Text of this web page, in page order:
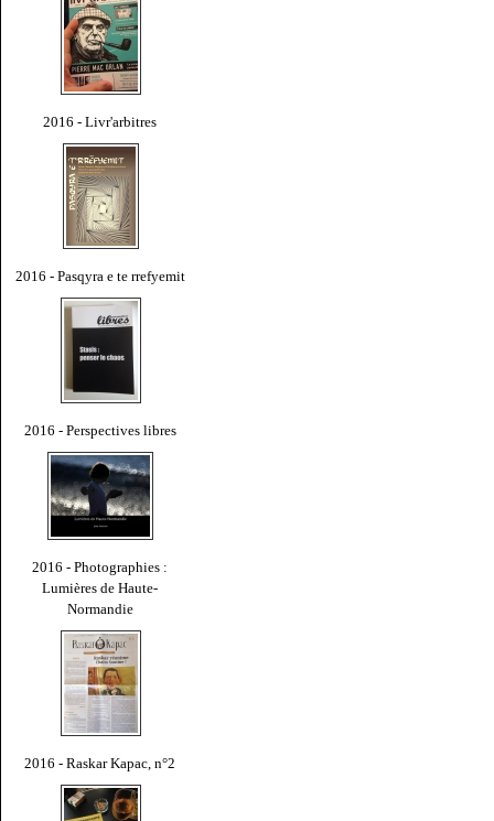
2016 - Livr'arbitres
2016 - Pasqyra e te rrefyemit
2016 - Perspectives libres
2016 - Photographies :
Lumières de Haute-
Normandie
2016 - Raskar Kapac, n°2